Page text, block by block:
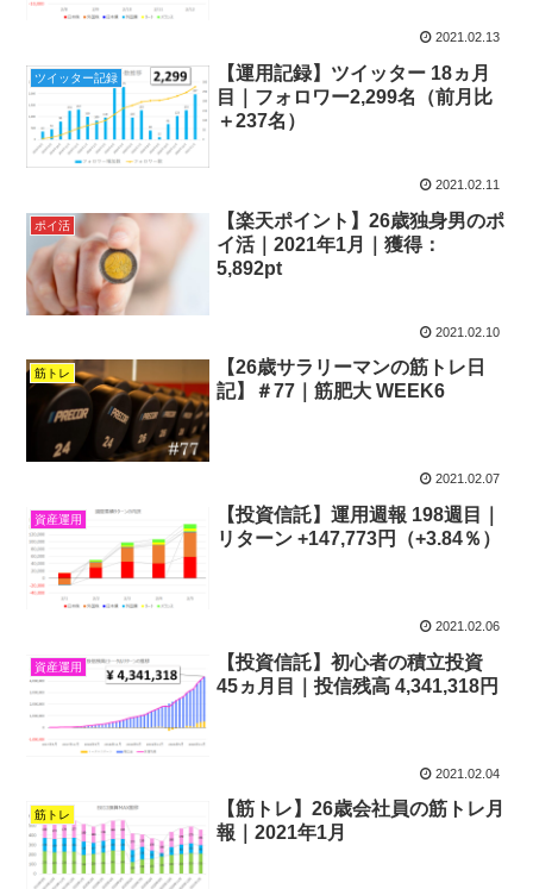
2021.02.13
ツイッター記録
【運用記録】ツイッター 18ヵ月
目｜フォロワー2,299名（前月比
＋237名）
2021.02.11
ポイ活
【楽天ポイント】26歳独身男のポ
イ活｜2021年1月｜獲得：
5,892pt
2021.02.10
筋トレ
【26歳サラリーマンの筋トレ日
記】＃77｜筋肥大 WEEK6
2021.02.07
資産運用
【投資信託】運用週報 198週目｜
リターン +147,773円（+3.84％）
2021.02.06
資産運用
【投資信託】初心者の積立投資
45ヵ月目｜投信残高 4,341,318円
2021.02.04
筋トレ
【筋トレ】26歳会社員の筋トレ月
報｜2021年1月